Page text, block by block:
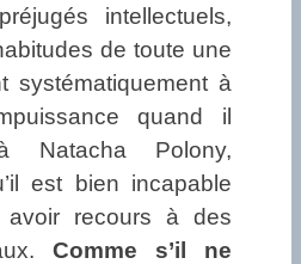
intellectuels,
de toute une
systématiquement à
quand il
Natacha Polony,
est bien incapable
recours à des
Comme s’il ne